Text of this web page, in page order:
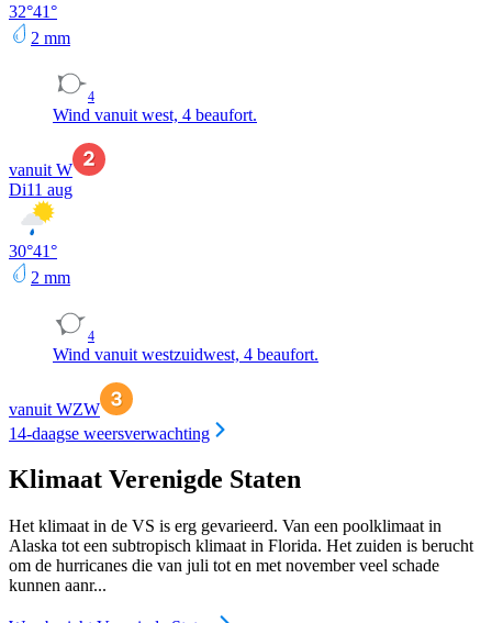
32°41°
2 mm
4
Wind vanuit west, 4 beaufort.
vanuit W
Di11 aug
30°41°
2 mm
4
Wind vanuit westzuidwest, 4 beaufort.
vanuit WZW
14-daagse weersverwachting
Klimaat Verenigde Staten
Het klimaat in de VS is erg gevarieerd. Van een poolklimaat in
Alaska tot een subtropisch klimaat in Florida. Het zuiden is berucht
om de hurricanes die van juli tot en met november veel schade
kunnen aanr...